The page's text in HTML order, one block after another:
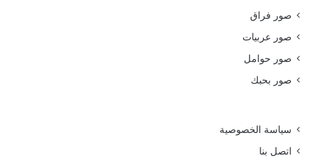
صور فراق
صور عربيات
صور حوامل
صور بحبك
سياسة الخصوصية
اتصل بنا